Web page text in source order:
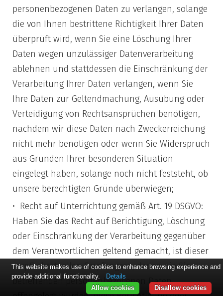
personenbezogenen Daten zu verlangen, solange
die von Ihnen bestrittene Richtigkeit Ihrer Daten
überprüft wird, wenn Sie eine Löschung Ihrer
Daten wegen unzulässiger Datenverarbeitung
ablehnen und stattdessen die Einschränkung der
Verarbeitung Ihrer Daten verlangen, wenn Sie
Ihre Daten zur Geltendmachung, Ausübung oder
Verteidigung von Rechtsansprüchen benötigen,
nachdem wir diese Daten nach Zweckerreichung
nicht mehr benötigen oder wenn Sie Widerspruch
aus Gründen Ihrer besonderen Situation
eingelegt haben, solange noch nicht feststeht, ob
unsere berechtigten Gründe überwiegen;
Recht auf Unterrichtung gemäß Art. 19 DSGVO:
Haben Sie das Recht auf Berichtigung, Löschung
oder Einschränkung der Verarbeitung gegenüber
dem Verantwortlichen geltend gemacht, ist dieser
verpflichtet, allen Empfängern, denen die Sie
betreffenden personenbezogenen Daten
This website makes use of cookies to enhance browsing experience and
provide additional functionality.
Details
Disallow cookies
Allow cookies